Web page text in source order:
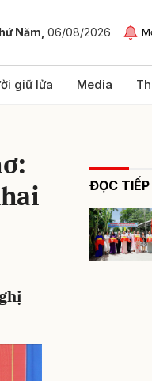
Năm, 06/08/2026
giữ lửa Media
ĐỌC TIẾP
Gửi